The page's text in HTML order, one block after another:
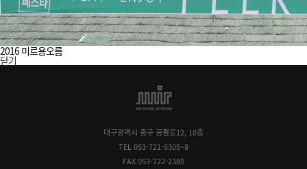
2016 미르용오름
닫기
대구광역시 중구 공평로12, 10층
TEL 053-721-6305~8
FAX 053-722-2380